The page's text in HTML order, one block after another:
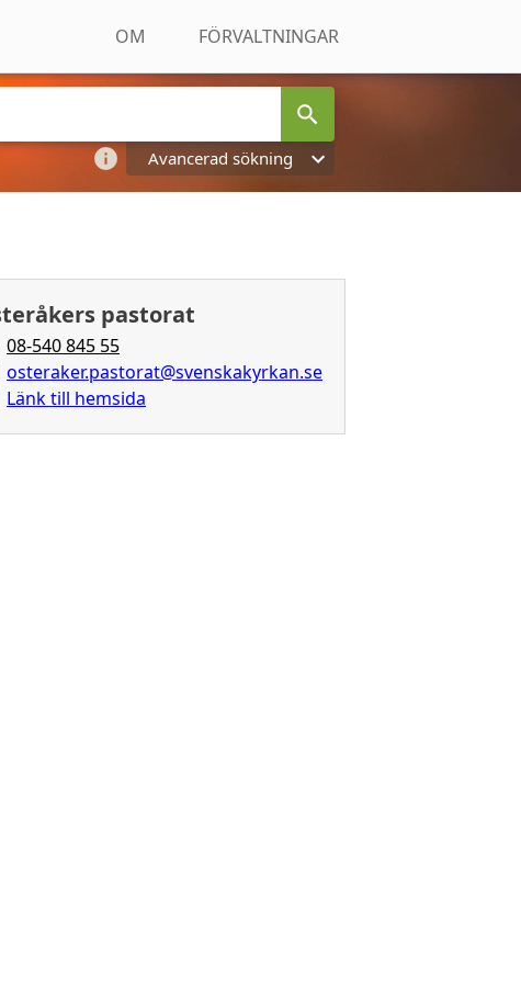
OM FÖRVALTNINGAR
Avancerad sökning
pastorat
08-540 845 55
osteraker.pastorat@svenskakyrkan.se
Länk till hemsida